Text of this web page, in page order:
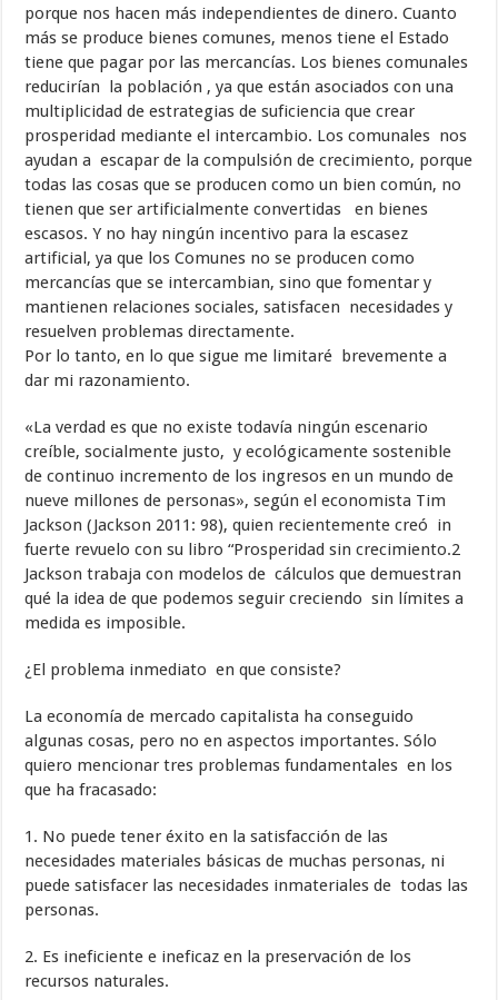
porque nos hacen más independientes de dinero. Cuanto
más se produce bienes comunes, menos tiene el Estado
tiene que pagar por las mercancías. Los bienes comunales
reducirían la población , ya que están asociados con una
multiplicidad de estrategias de suficiencia que crear
prosperidad mediante el intercambio. Los comunales nos
ayudan a escapar de la compulsión de crecimiento, porque
todas las cosas que se producen como un bien común, no
tienen que ser artificialmente convertidas en bienes
escasos. Y no hay ningún incentivo para la escasez
artificial, ya que los Comunes no se producen como
mercancías que se intercambian, sino que fomentar y
mantienen relaciones sociales, satisfacen necesidades y
resuelven problemas directamente.
Por lo tanto, en lo que sigue me limitaré brevemente a
dar mi razonamiento.
«La verdad es que no existe todavía ningún escenario
creíble, socialmente justo, y ecológicamente sostenible
de continuo incremento de los ingresos en un mundo de
nueve millones de personas», según el economista Tim
Jackson (Jackson 2011: 98), quien recientemente creó in
fuerte revuelo con su libro “Prosperidad sin crecimiento.2
Jackson trabaja con modelos de cálculos que demuestran
qué la idea de que podemos seguir creciendo sin límites a
medida es imposible.
¿El problema inmediato en que consiste?
La economía de mercado capitalista ha conseguido
algunas cosas, pero no en aspectos importantes. Sólo
quiero mencionar tres problemas fundamentales en los
que ha fracasado:
1. No puede tener éxito en la satisfacción de las
necesidades materiales básicas de muchas personas, ni
puede satisfacer las necesidades inmateriales de todas las
personas.
2. Es ineficiente e ineficaz en la preservación de los
recursos naturales.